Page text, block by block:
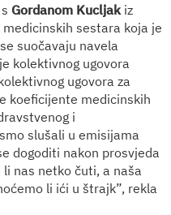
Gordanom Kucljak iz
sestara koja je
suočavaju navela
kolektivnog ugovora
ugovora za
koeficijente medicinskih
i
slušali u emisijama
dogoditi nakon prosvjeda
nas netko čuti, a naša
li ići u štrajk”, rekla